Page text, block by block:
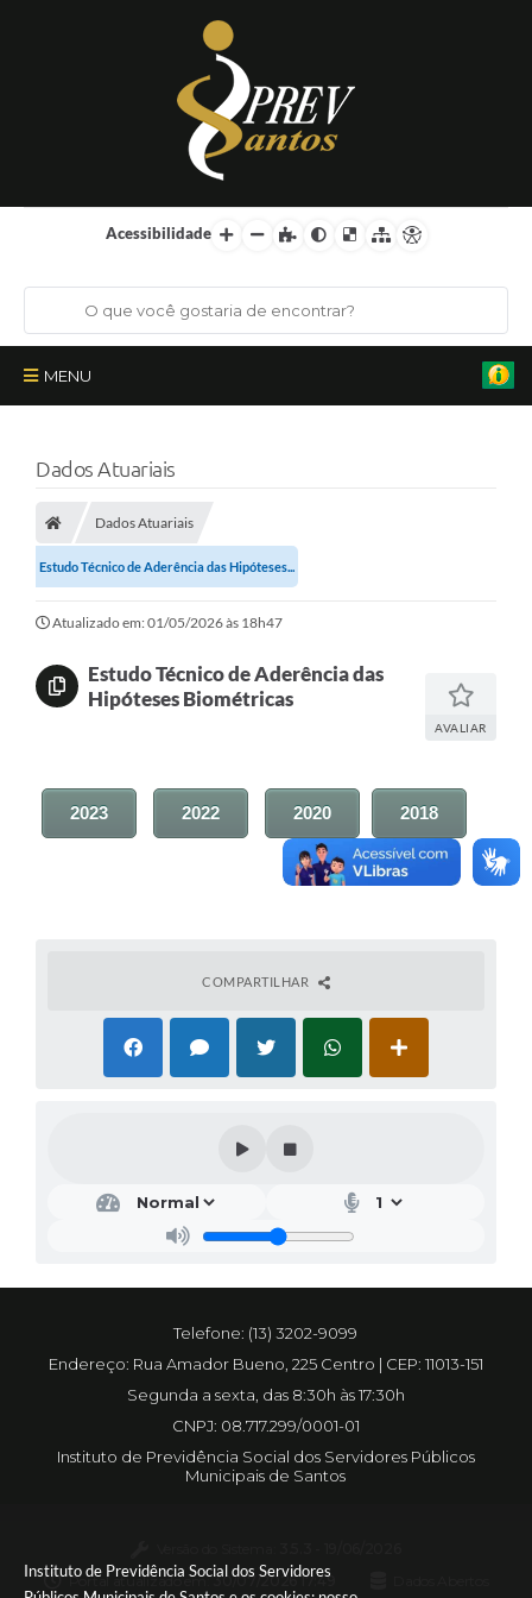
Instituto de Previdência Social dos Servidores
Acessibilidade
MENU
Órgãos Colegiados
Certificações
Educação Previdenciária
Relatórios
Dados Atuariais
Dados Atuariais
Estudo Técnico de Aderência das Hipóteses...
Atualizado em: 01/05/2026 às 18h47
Estudo Técnico de Aderência das
Hipóteses Biométricas
AVALIAR
2023 2022 2020 2018
COMPARTILHAR
Telefone: (13) 3202-9099
Endereço: Rua Amador Bueno, 225 Centro | CEP: 11013-151
Segunda a sexta, das 8:30h às 17:30h
CNPJ: 08.717.299/0001-01
Instituto de Previdência Social dos Servidores Públicos
Municipais de Santos
Portal atualizado em:30/07/2026 17:49